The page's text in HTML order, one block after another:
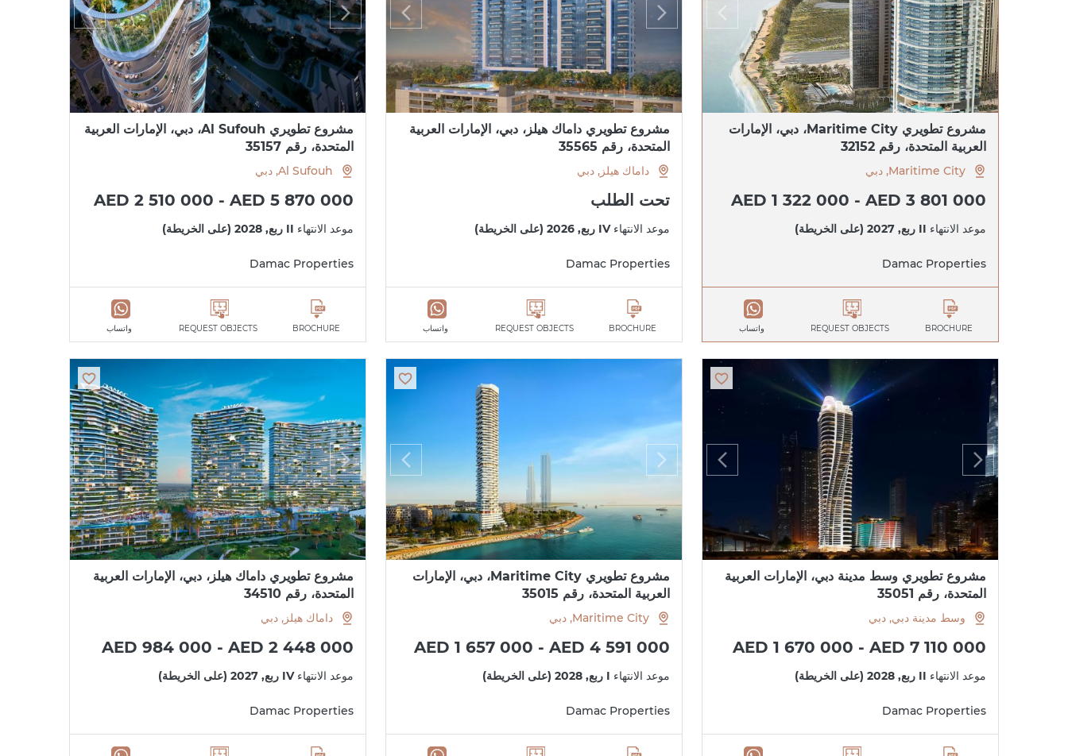
مشروع تطويري Maritime City، دبي، الإمارات
العربية المتحدة، رقم 32152
Maritime City, دبي
AED 1 322 000 - AED 3 801 000
موعد الانتهاء II ربع, 2027 (على الخريطة)
Damac Properties
BROCHURE
REQUEST OBJECTS واتساب
مشروع تطويري داماك هيلز، دبي، الإمارات العربية
المتحدة، رقم 35565
داماك هيلز, دبي
تحت الطلب
موعد الانتهاءIV ربع, 2026 (على الخريطة)
Damac Properties
BROCHURE
REQUEST OBJECTS واتساب
مشروع تطويري Al Sufouh، دبي، الإمارات العربية
المتحدة، رقم 35157
Al Sufouh, دبي
AED 2 510 000 - AED 5 870 000
موعد الانتهاء II ربع, 2028 (على الخريطة)
Damac Properties
BROCHURE
REQUEST OBJECTS واتساب
مشروع تطويري وسط مدينة دبي، الإمارات العربية
المتحدة، رقم 35051
وسط مدينة دبي, دبي
AED 1 670 000 - AED 7 110 000
موعد الانتهاء II ربع, 2028 (على الخريطة)
Damac Properties
مشروع تطويري Maritime City، دبي، الإمارات
العربية المتحدة، رقم 35015
Maritime City, دبي
AED 1 657 000 - AED 4 591 000
موعد الانتهاء I ربع, 2028 (على الخريطة)
Damac Properties
مشروع تطويري داماك هيلز، دبي، الإمارات العربية
المتحدة، رقم 34510
داماك هيلز, دبي
AED 984 000 - AED 2 448 000
موعد الانتهاءIV ربع, 2027 (على الخريطة)
Damac Properties